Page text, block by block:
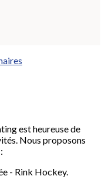
est heureuse de
Nous proposons
- Rink Hockey.